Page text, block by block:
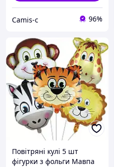
Camis-c 96%
Повітряні кулі 5 шт
фігурки з фольги Мавпа